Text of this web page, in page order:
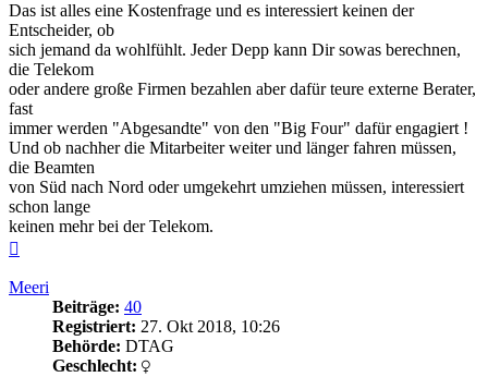
Das ist alles eine Kostenfrage und es interessiert keinen der
Entscheider, ob
sich jemand da wohlfühlt. Jeder Depp kann Dir sowas berechnen,
die Telekom
oder andere große Firmen bezahlen aber dafür teure externe Berater,
fast
immer werden "Abgesandte" von den "Big Four" dafür engagiert !
Und ob nachher die Mitarbeiter weiter und länger fahren müssen,
die Beamten
von Süd nach Nord oder umgekehrt umziehen müssen, interessiert
schon lange
keinen mehr bei der Telekom.
Meeri
Beiträge: 40
Registriert: 27. Okt 2018, 10:26
Behörde: DTAG
Geschlecht: